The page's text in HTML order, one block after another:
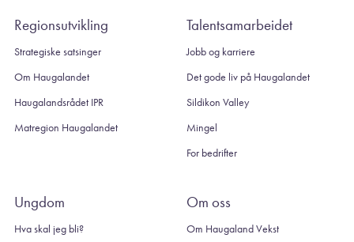
Regionsutvikling
Strategiske satsinger
Om Haugalandet
Haugalandsrådet IPR
Matregion Haugalandet
Talentsamarbeidet
Jobb og karriere
Det gode liv på Haugalandet
Sildikon Valley
Mingel
For bedrifter
Ungdom
Hva skal jeg bli?
Om oss
Om Haugaland Vekst